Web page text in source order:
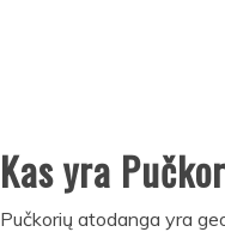
Kas yra
Pučkorių atodanga yra